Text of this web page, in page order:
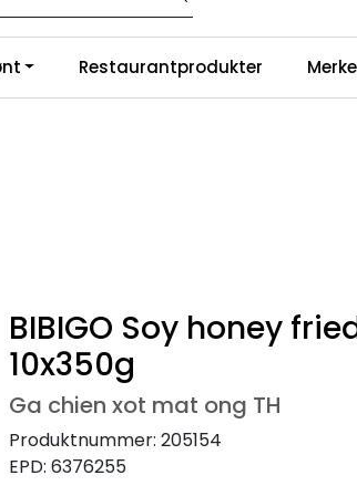
Trykk her for å lese mer
Restaurantprodukter
BIBIGO Soy honey
10x350g
Ga chien xot mat ong TH
Produktnummer: 205154
EPD: 6376255